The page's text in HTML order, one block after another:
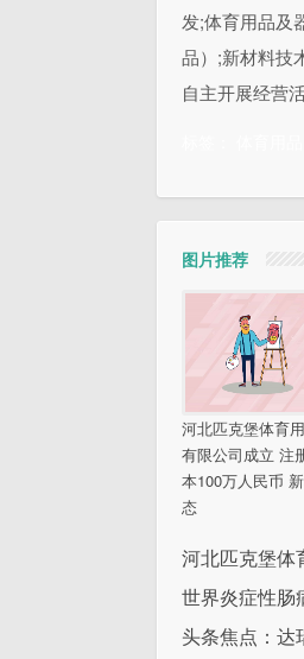
发;体育用品及
品）;新材料技
自主开展经营活
图片推荐
河北匹克堡体育
有限公司成立 注
本100万人民币
态
河北匹克堡体
世界炎症性肠
头条焦点：达